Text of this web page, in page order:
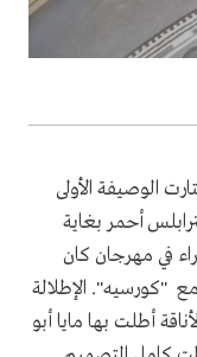
الوصيفة الأولى
أحمر بغاية
في مهرجان كان
"كورسيه". الإطلالة
أطلت بها مايا أبو